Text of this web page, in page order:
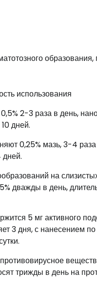
образования,
использования
2-3 раза в день,
дней.
0,25% мазь, 3-4 раза
дней.
на
дважды в день,
5 мг активного
3 дня, с нанесением
трижды в день на